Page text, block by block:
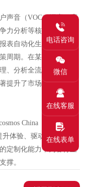
声音（VOC）洞察、店
力分析等核心环节，能
表自动化生成，让企业
周期。在某3C品牌的实
、分析全流程设计，帮
提升了市场响应速度，
China（大宇宙中
体验、驱动增长”的核
定制化能力，为各行业
撑。
电话咨询
微信
在线客服
在线表单